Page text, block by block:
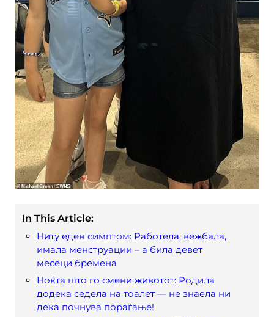
In This Article:
Ниту еден симптом: Работела, вежбала,
имала менструации – а била девет
месеци бремена
Ноќта што го смени животот: Родила
додека седела на тоалет — не знаела ни
дека почнува пораѓање!